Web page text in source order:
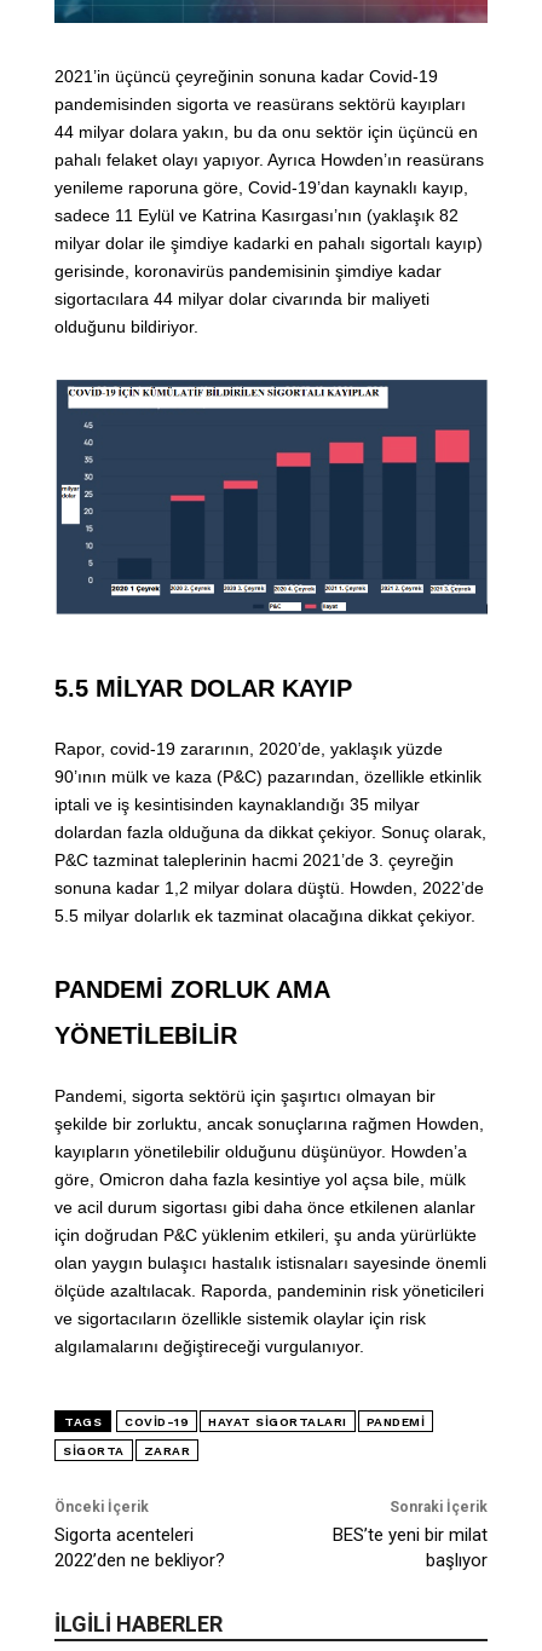
2021’in üçüncü çeyreğinin sonuna kadar Covid-19
pandemisinden sigorta ve reasürans sektörü kayıpları
44 milyar dolara yakın, bu da onu sektör için üçüncü en
pahalı felaket olayı yapıyor. Ayrıca Howden’ın reasürans
yenileme raporuna göre, Covid-19’dan kaynaklı kayıp,
sadece 11 Eylül ve Katrina Kasırgası’nın (yaklaşık 82
milyar dolar ile şimdiye kadarki en pahalı sigortalı kayıp)
gerisinde, koronavirüs pandemisinin şimdiye kadar
sigortacılara 44 milyar dolar civarında bir maliyeti
olduğunu bildiriyor.
5.5 MİLYAR DOLAR KAYIP
Rapor, covid-19 zararının, 2020’de, yaklaşık yüzde
90’ının mülk ve kaza (P&C) pazarından, özellikle etkinlik
iptali ve iş kesintisinden kaynaklandığı 35 milyar
dolardan fazla olduğuna da dikkat çekiyor. Sonuç olarak,
P&C tazminat taleplerinin hacmi 2021’de 3. çeyreğin
sonuna kadar 1,2 milyar dolara düştü. Howden, 2022’de
5.5 milyar dolarlık ek tazminat olacağına dikkat çekiyor.
PANDEMİ ZORLUK AMA
YÖNETİLEBİLİR
Pandemi, sigorta sektörü için şaşırtıcı olmayan bir
şekilde bir zorluktu, ancak sonuçlarına rağmen Howden,
kayıpların yönetilebilir olduğunu düşünüyor. Howden’a
göre, Omicron daha fazla kesintiye yol açsa bile, mülk
ve acil durum sigortası gibi daha önce etkilenen alanlar
için doğrudan P&C yüklenim etkileri, şu anda yürürlükte
olan yaygın bulaşıcı hastalık istisnaları sayesinde önemli
ölçüde azaltılacak. Raporda, pandeminin risk yöneticileri
ve sigortacıların özellikle sistemik olaylar için risk
algılamalarını değiştireceği vurgulanıyor.
TAGS COVID-19 HAYAT SIGORTALARI PANDEMI
SIGORTA ZARAR
Önceki İçerik
Sigorta acenteleri
2022’den ne bekliyor?
Sonraki İçerik
BES’te yeni bir milat
başlıyor
İLGİLİ HABERLER